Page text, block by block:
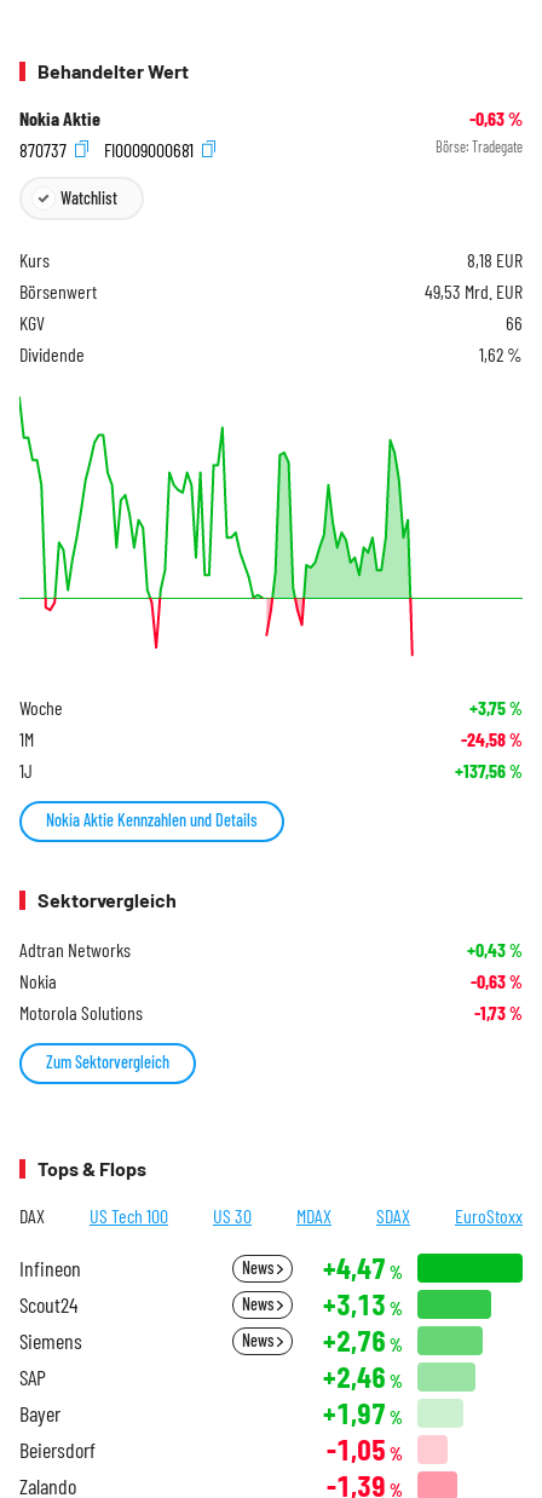
Behandelter Wert
Nokia Aktie -0,63%
870737
FI0009000681 Börse: Tradegate
Watchlist
Kurs 8,18 EUR
Börsenwert
49,53 Mrd. EUR
KGV
66
Dividende
1,62 %
Woche +3,75%
1M -24,58%
1J +137,56%
Nokia Aktie Kennzahlen und Details
Sektorvergleich
Adtran Networks +0,43%
Nokia -0,63%
Motorola Solutions -1,73%
Zum Sektorvergleich
Tops & Flops
DAX US Tech 100 US 30 MDAX SDAX EuroStoxx
Infineon News +4,47 %
Scout24 News +3,13 %
Siemens News +2,76 %
SAP +2,46 %
Bayer +1,97 %
Beiersdorf -1,05 %
Zalando -1,39 %